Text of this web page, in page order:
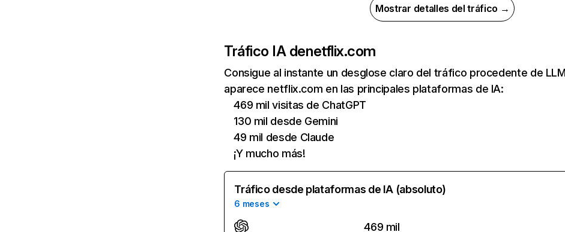
Mostrar detalles del tráfico →
Tráfico IA denetflix.com
Consigue al instante un desglose claro del tráfico procedente de
aparece netflix.com en las principales plataformas de IA:
469 mil visitas de ChatGPT
130 mil desde Gemini
49 mil desde Claude
¡Y mucho más!
Tráfico desde plataformas de IA (absoluto)
6 meses
469 mil